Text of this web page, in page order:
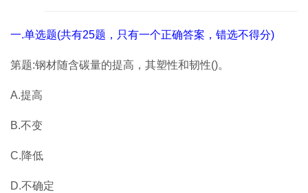
一.单选题(共有25题，只有一个正确答案，错选不得分)
第题:钢材随含碳量的提高，其塑性和韧性()。
A.提高
B.不变
C.降低
D.不确定